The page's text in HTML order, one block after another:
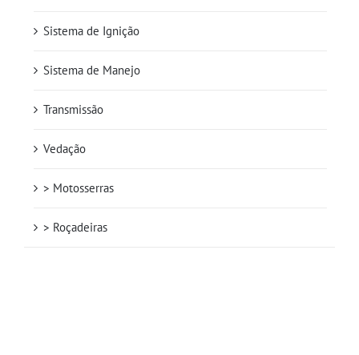
Sistema de Ignição
Sistema de Manejo
Transmissão
Vedação
> Motosserras
> Roçadeiras